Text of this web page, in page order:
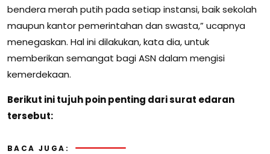
bendera merah putih pada setiap instansi, baik sekolah
maupun kantor pemerintahan dan swasta,” ucapnya
menegaskan. Hal ini dilakukan, kata dia, untuk
memberikan semangat bagi ASN dalam mengisi
kemerdekaan.
Berikut ini tujuh poin penting dari surat edaran
tersebut:
BACA JUGA: